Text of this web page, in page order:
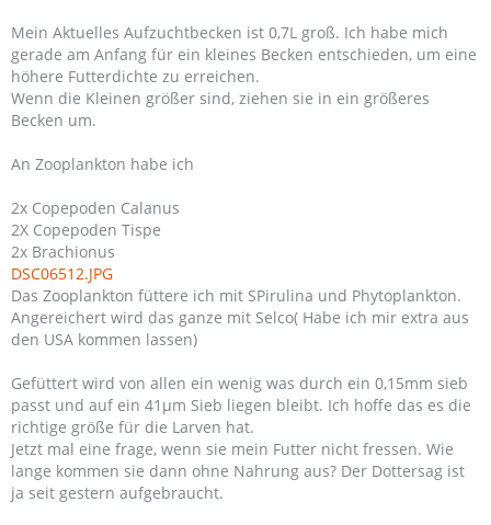
Mein Aktuelles Aufzuchtbecken ist 0,7L groß. Ich habe mich
gerade am Anfang für ein kleines Becken entschieden, um eine
höhere Futterdichte zu erreichen.
Wenn die Kleinen größer sind, ziehen sie in ein größeres
Becken um.
An Zooplankton habe ich
2x Copepoden Calanus
2X Copepoden Tispe
2x Brachionus
DSC06512.JPG
Das Zooplankton füttere ich mit SPirulina und Phytoplankton.
Angereichert wird das ganze mit Selco( Habe ich mir extra aus
den USA kommen lassen)
Gefüttert wird von allen ein wenig was durch ein 0,15mm sieb
passt und auf ein 41µm Sieb liegen bleibt. Ich hoffe das es die
richtige größe für die Larven hat.
Jetzt mal eine frage, wenn sie mein Futter nicht fressen. Wie
lange kommen sie dann ohne Nahrung aus? Der Dottersag ist
ja seit gestern aufgebraucht.